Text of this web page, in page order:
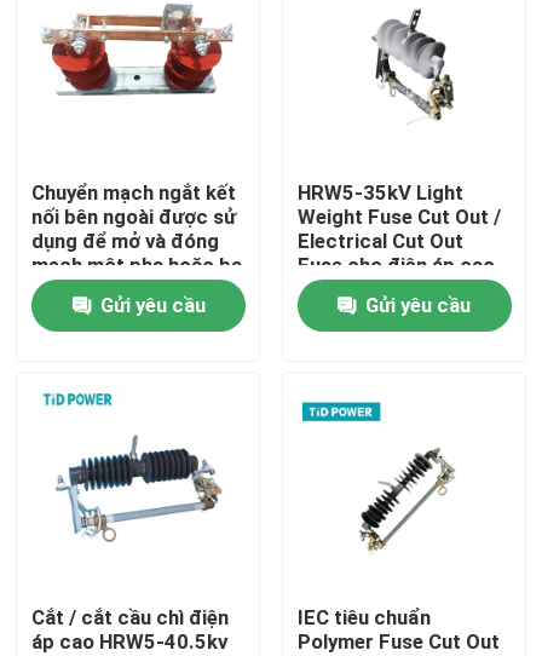
Sản phẩm
Về chúng tôi
Tham quan nhà máy
Kiểm soát chất lượng
Liên hệ với chúng tôi
Tin tức
Cách điện đường sắt
Chuyển mạch ngắt kết
nối bên ngoài được sử
dụng để mở và đóng
mạch một pha hoặc ba
pha
Gửi yêu cầu
HRW5-35kV Light
Weight Fuse Cut Out /
Electrical Cut Out
Fuse cho điện áp cao
Gửi yêu cầu
Cắt / cắt cầu chì điện
áp cao HRW5-40.5kv
IEC tiêu chuẩn
Polymer Fuse Cut Out